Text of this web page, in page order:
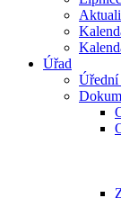
Úřad
Úřední